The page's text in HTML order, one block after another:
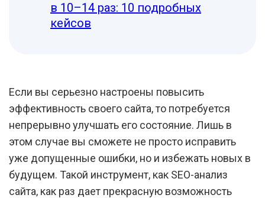
в 10–14 раз: 10 подробных
кейсов
Если вы серьезно настроены повысить
эффективность своего сайта, то потребуется
непрерывно улучшать его состояние. Лишь в
этом случае вы сможете не просто исправить
уже допущенные ошибки, но и избежать новых в
будущем. Такой инструмент, как SEO-анализ
сайта, как раз дает прекрасную возможность